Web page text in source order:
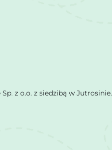
z o.o. z siedzibą w Jutrosinie.